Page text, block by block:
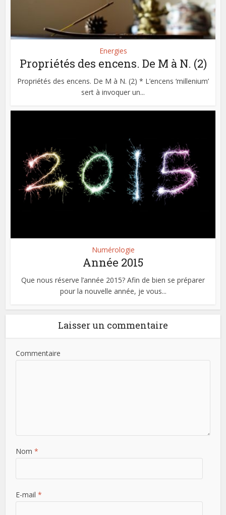
Energies
Propriétés des encens. De M à N. (2)
Propriétés des encens. De M à N. (2) * L’encens ‘millenium’
sert à invoquer un...
Numérologie
Année 2015
Que nous réserve l’année 2015? Afin de bien se préparer
pour la nouvelle année, je vous...
Laisser un commentaire
Commentaire
Nom*
E-mail*